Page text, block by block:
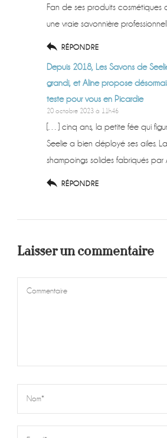
Fan de ses produits cosmétiques
une vraie savonnière
RÉPONDRE
Depuis 2018, Les Savons de
grandi, et Aline propose
teste pour vous en Picardie
20 octobre 2023 à 11h46
[…] cinq ans, la petite fée qui
Seelie a bien déployé ses ailes.
shampoings solides fabriqués
RÉPONDRE
Laisser un commentaire